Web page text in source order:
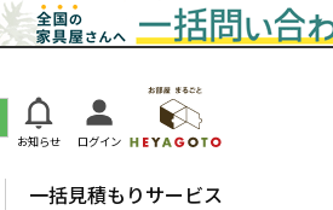
お知らせ ログイン
一括見積もりサービス